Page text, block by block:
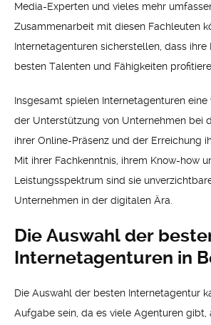
Media-Experten und vieles mehr
Zusammenarbeit mit diesen Fachleuten
Internetagenturen sicherstellen, dass ihre
besten Talenten und Fähigkeiten
Insgesamt spielen Internetagenturen
der Unterstützung von Unternehmen bei
ihrer Online-Präsenz und der Erreichung
Mit ihrer Fachkenntnis, ihrem Know-how
Leistungsspektrum sind sie
Unternehmen in der digitalen Ära.
Die Auswahl der
Internetagenturen in
Die Auswahl der besten Internetagentur
Aufgabe sein, da es viele Agenturen gibt,